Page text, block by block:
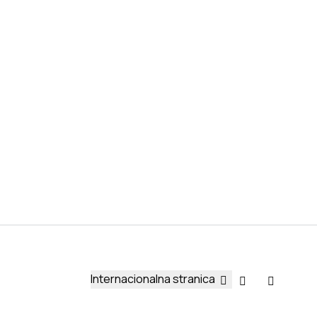
Internacionalna stranica